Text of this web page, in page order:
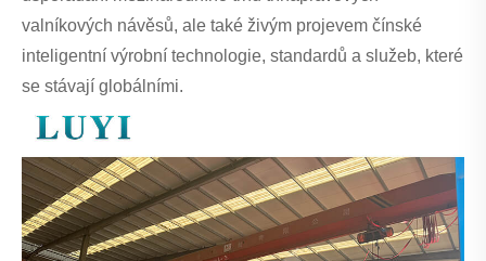
valníkových návěsů, ale také živým projevem čínské
inteligentní výrobní technologie, standardů a služeb, které
se stávají globálními.